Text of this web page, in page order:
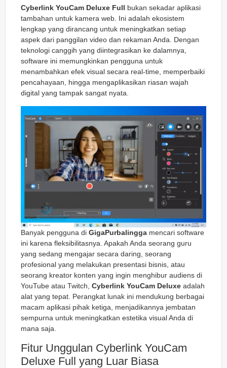
Cyberlink YouCam Deluxe Full bukan sekadar aplikasi
tambahan untuk kamera web. Ini adalah ekosistem
lengkap yang dirancang untuk meningkatkan setiap
aspek dari panggilan video dan rekaman Anda. Dengan
teknologi canggih yang diintegrasikan ke dalamnya,
software ini memungkinkan pengguna untuk
menambahkan efek visual secara real-time , memperbaiki
pencahayaan, hingga mengaplikasikan riasan wajah
digital yang tampak sangat nyata.
Banyak pengguna di GigaPurbalingga mencari software
ini karena fleksibilitasnya. Apakah Anda seorang guru
yang sedang mengajar secara daring, seorang
profesional yang melakukan presentasi bisnis, atau
seorang kreator konten yang ingin menghibur audiens di
YouTube atau Twitch, Cyberlink YouCam Deluxe adalah
alat yang tepat. Perangkat lunak ini mendukung berbagai
macam aplikasi pihak ketiga, menjadikannya jembatan
sempurna untuk meningkatkan estetika visual Anda di
mana saja.
Fitur Unggulan Cyberlink YouCam
Deluxe Full yang Luar Biasa